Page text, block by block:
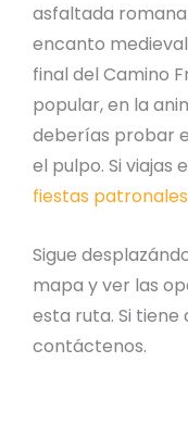
asfaltada
encanto
final del Camino
popular, en la
deberías probar
el pulpo. Si viajas
fiestas
Sigue
mapa y ver las
esta ruta. Si
contáctenos.